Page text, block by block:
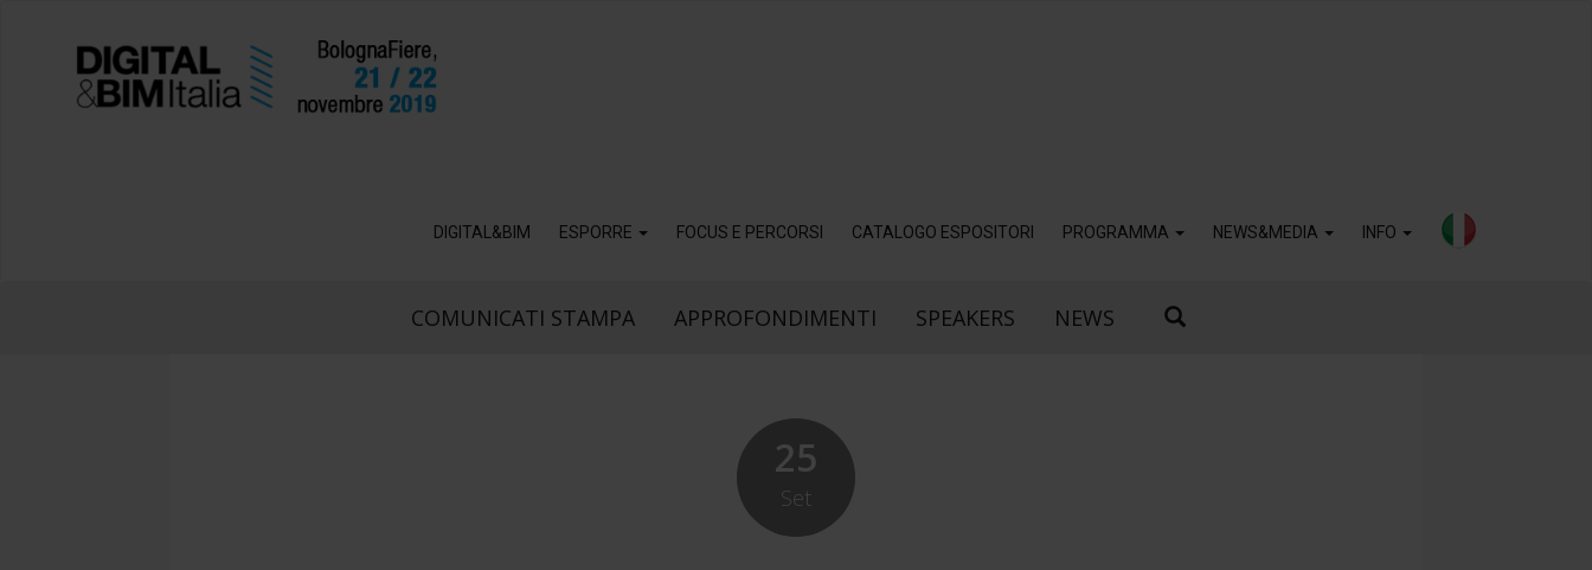
DIGITAL&BIM ESPORRE FOCUS E PERCORSI CATALOGO ESPOSITORI PROGRAMMA NEWS&MEDIA INFO
COMUNICATI STAMPA APPROFONDIMENTI SPEAKERS NEWS
25
Set